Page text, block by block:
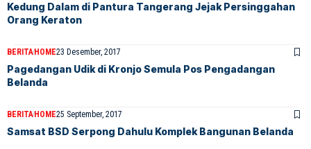
Kedung Dalam di Pantura Tangerang Jejak Persinggahan
Orang Keraton
BERITAHOME23 Desember, 2017
Pagedangan Udik di Kronjo Semula Pos Pengadangan
Belanda
BERITAHOME25 September, 2017
Samsat BSD Serpong Dahulu Komplek Bangunan Belanda